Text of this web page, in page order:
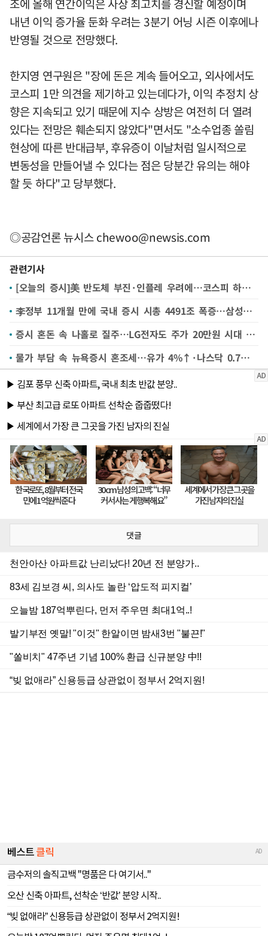
조에 올해 연간이익은 사상 최고치를 경신할 예정이며
내년 이익 증가율 둔화 우려는 3분기 어닝 시즌 이후에나
반영될 것으로 전망했다.
한지영 연구원은 "장에 돈은 계속 들어오고, 외사에서도
코스피 1만 의견을 제기하고 있는데다가, 이익 추정치 상
향은 지속되고 있기 때문에 지수 상방은 여전히 더 열려
있다는 전망은 훼손되지 않았다"면서도 "소수업종 쏠림
현상에 따른 반대급부, 후유증이 이날처럼 일시적으로
변동성을 만들어낼 수 있다는 점은 당분간 유의는 해야
할 듯 하다"고 당부했다.
◎공감언론 뉴시스chewoo@newsis.com
관련기사
[오늘의 증시]美 반도체 부진·인플레 우려에…코스피 하방 압력 커지나
李정부 11개월 만에 국내 증시 시총 4491조 폭증…삼성전자·SK하닉 비중이 절반 이상
증시 혼돈 속 나홀로 질주…LG전자도 주가 20만원 시대 여나
물가 부담 속 뉴욕증시 혼조세…유가 4%↑·나스닥 0.7%↓(종합)
댓글